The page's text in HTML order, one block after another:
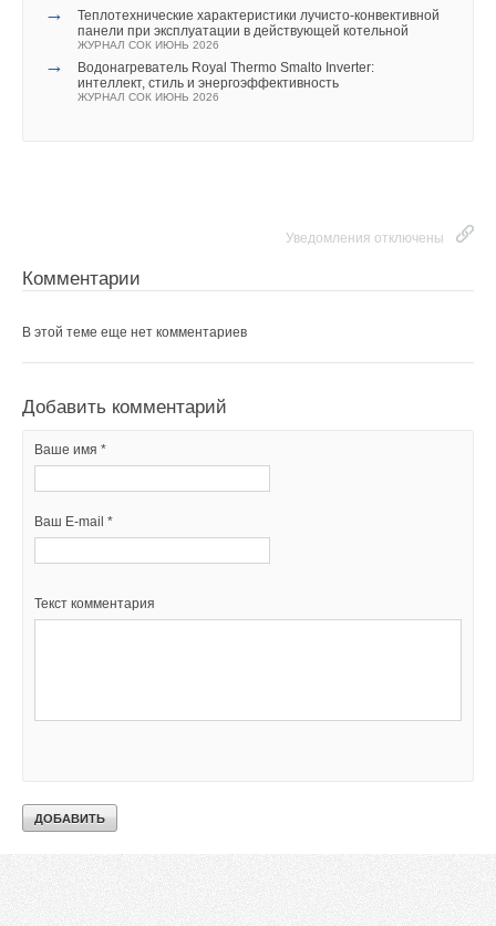
→
Теплотехнические характеристики лучисто-конвективной
панели при эксплуатации в действующей котельной
ЖУРНАЛ СОК ИЮНЬ 2026
→
Водонагреватель Royal Thermo Smalto Inverter:
интеллект, стиль и энергоэффективность
ЖУРНАЛ СОК ИЮНЬ 2026
Уведомления отключены
Комментарии
В этой теме еще нет комментариев
Добавить комментарий
Ваше имя *
Ваш E-mail *
Текст комментария